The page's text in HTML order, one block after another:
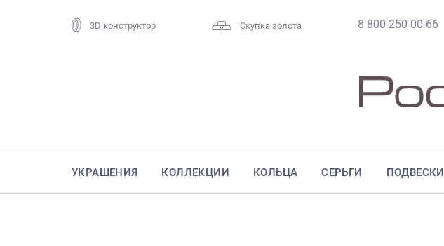
3D конструктор Скупка золота 8 800 250-00-66
УКРАШЕНИЯ КОЛЛЕКЦИИ КОЛЬЦА СЕРЬГИ ПОДВЕСКИ